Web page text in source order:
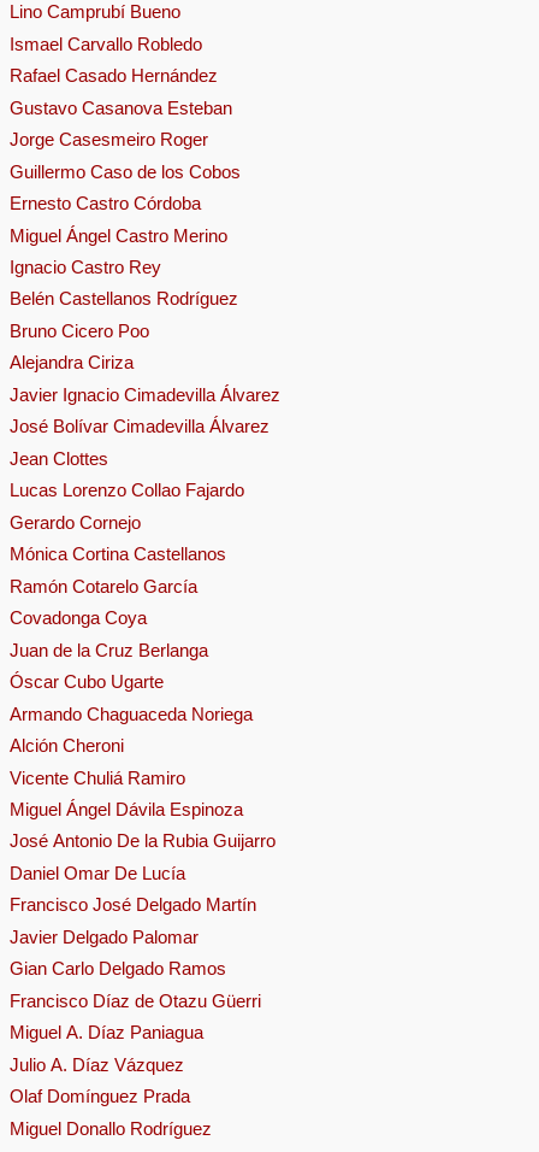
Lino Camprubí Bueno
Ismael Carvallo Robledo
Rafael Casado Hernández
Gustavo Casanova Esteban
Jorge Casesmeiro Roger
Guillermo Caso de los Cobos
Ernesto Castro Córdoba
Miguel Ángel Castro Merino
Ignacio Castro Rey
Belén Castellanos Rodríguez
Bruno Cicero Poo
Alejandra Ciriza
Javier Ignacio Cimadevilla Álvarez
José Bolívar Cimadevilla Álvarez
Jean Clottes
Lucas Lorenzo Collao Fajardo
Gerardo Cornejo
Mónica Cortina Castellanos
Ramón Cotarelo García
Covadonga Coya
Juan de la Cruz Berlanga
Óscar Cubo Ugarte
Armando Chaguaceda Noriega
Alción Cheroni
Vicente Chuliá Ramiro
Miguel Ángel Dávila Espinoza
José Antonio De la Rubia Guijarro
Daniel Omar De Lucía
Francisco José Delgado Martín
Javier Delgado Palomar
Gian Carlo Delgado Ramos
Francisco Díaz de Otazu Güerri
Miguel A. Díaz Paniagua
Julio A. Díaz Vázquez
Olaf Domínguez Prada
Miguel Donallo Rodríguez